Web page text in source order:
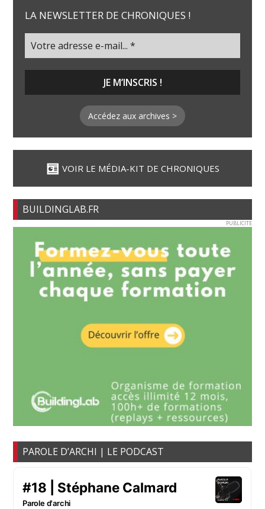
LA NEWSLETTER DE CHRONIQUES !
Accédez aux archives >
VOIR LE MÉDIA-KIT DE CHRONIQUES
BUILDINGLAB.FR
PUBLICITE
PAROLE D’ARCHI | LE PODCAST